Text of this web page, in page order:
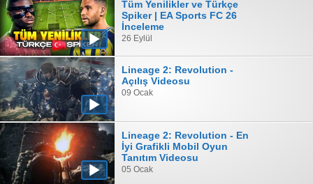
Tüm Yenilikler ve Türkçe
Spiker | EA Sports FC 26
İnceleme
26 Eylül
Lineage 2: Revolution -
Açılış Videosu
09 Ocak
Lineage 2: Revolution - En
İyi Grafikli Mobil Oyun
Tanıtım Videosu
05 Ocak